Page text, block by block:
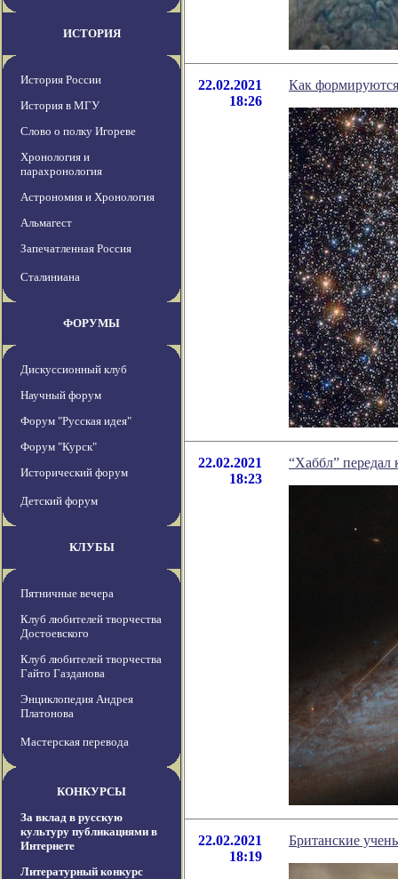
ИСТОРИЯ
История России
История в МГУ
Слово о полку Игореве
Хронология и
парахронология
Астрономия и Хронология
Альмагест
Запечатленная Россия
Сталиниана
ФОРУМЫ
Дискуссионный клуб
Научный форум
Форум "Русская идея"
Форум "Курск"
Исторический форум
Детский форум
КЛУБЫ
Пятничные вечера
Клуб любителей творчества
Достоевского
Клуб любителей творчества
Гайто Газданова
Энциклопедия Андрея
Платонова
Мастерская перевода
КОНКУРСЫ
За вклад в русскую
культуру публикациями в
Интернете
Литературный конкурс
22.02.2021
18:26
Как
22.02.2021
18:23
“Хаббл”
22.02.2021
18:19
Британские